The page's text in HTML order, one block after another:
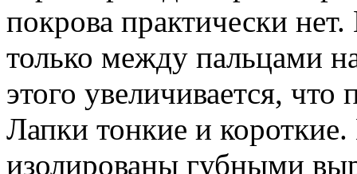
покрова практически
только между пальцами
этого увеличивается, что
Лапки тонкие и
изолированы губными